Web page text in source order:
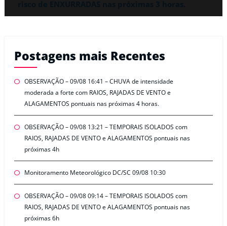
Postagens mais Recentes
OBSERVAÇÃO – 09/08 16:41 – CHUVA de intensidade
moderada a forte com RAIOS, RAJADAS DE VENTO e
ALAGAMENTOS pontuais nas próximas 4 horas.
OBSERVAÇÃO – 09/08 13:21 – TEMPORAIS ISOLADOS com
RAIOS, RAJADAS DE VENTO e ALAGAMENTOS pontuais nas
próximas 4h
Monitoramento Meteorológico DC/SC 09/08 10:30
OBSERVAÇÃO – 09/08 09:14 – TEMPORAIS ISOLADOS com
RAIOS, RAJADAS DE VENTO e ALAGAMENTOS pontuais nas
próximas 6h